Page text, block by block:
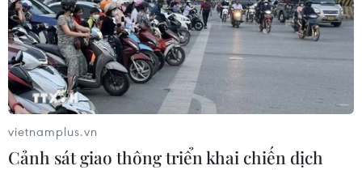
vietnamplus.vn
Cảnh sát giao thông triển khai chiến dịch